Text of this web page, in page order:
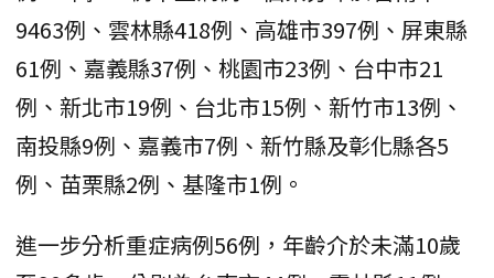
9463例、雲林縣418例、高雄市397例、屏東縣
61例、嘉義縣37例、桃園市23例、台中市21
例、新北市19例、台北市15例、新竹市13例、
南投縣9例、嘉義市7例、新竹縣及彰化縣各5
例、苗栗縣2例、基隆市1例。
進一步分析重症病例56例，年齡介於未滿10歲